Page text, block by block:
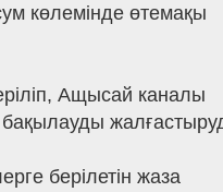
көлемінде өтемақы
Ащысай каналы
берілетін жаза